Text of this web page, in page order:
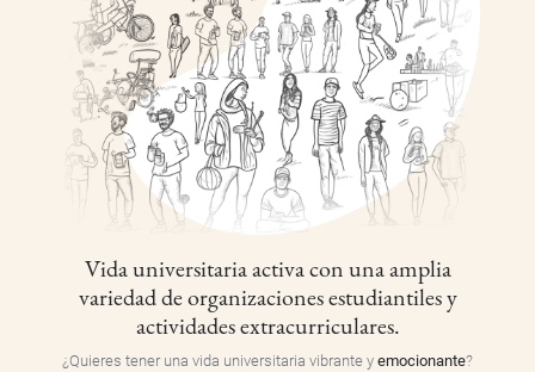
Vida universitaria activa con una amplia
variedad de organizaciones estudiantiles y
actividades extracurriculares.
¿Quieres tener una vida universitaria vibrante y emocionante?